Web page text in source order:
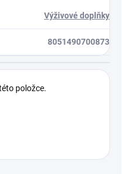
Výživové doplňky
8051490700873
položce.